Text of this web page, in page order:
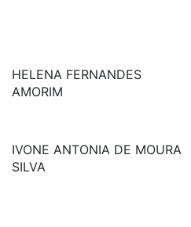
HELENA FERNANDES
AMORIM
IVONE ANTONIA DE MOURA
SILVA